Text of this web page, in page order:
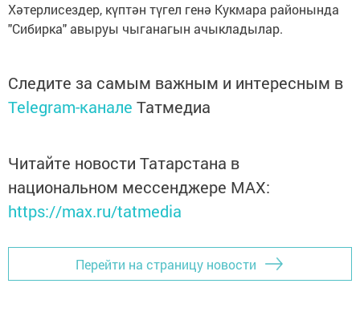
Хәтерлисездер, күптән түгел генә Кукмара районында
"Сибирка" авыруы чыганагын ачыкладылар.
Следите за самым важным и интересным в
Telegram-канале Татмедиа
Читайте новости Татарстана в
национальном мессенджере MАХ:
https://max.ru/tatmedia
Перейти на страницу новости